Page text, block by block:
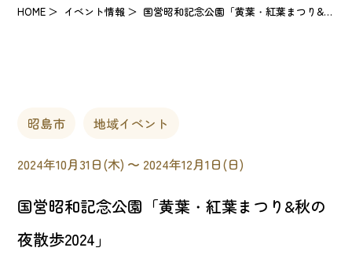
HOME イベント情報 国営昭和記念公園「黄葉・紅葉まつり&秋の夜散歩2024」
昭島市 地域イベント
2024年10月31日(木) 〜 2024年12月1日(日)
国営昭和記念公園「黄葉・紅葉まつり&秋の
夜散歩2024」